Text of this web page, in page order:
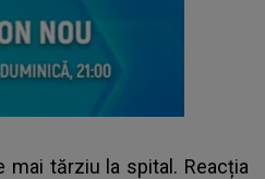
tărziu la spital. Reacția